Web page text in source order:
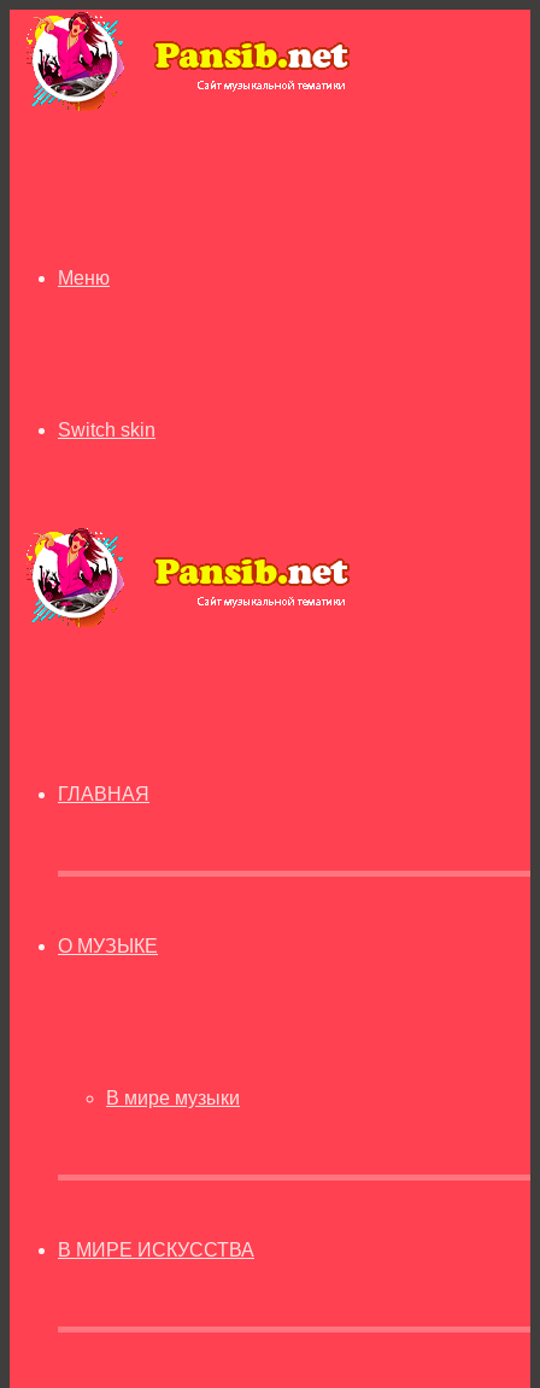
Меню
Switch skin
ГЛАВНАЯ
О МУЗЫКЕ
В мире музыки
В МИРЕ ИСКУССТВА